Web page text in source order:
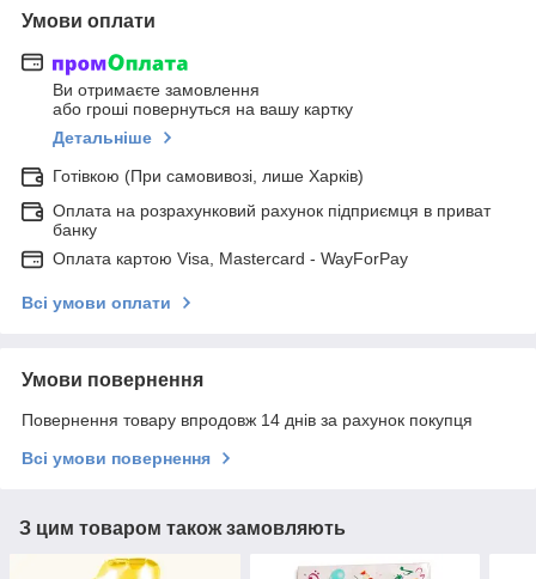
Умови оплати
Ви отримаєте замовлення
або гроші повернуться на вашу картку
Детальніше
Готівкою (При самовивозі, лише Харків)
Оплата на розрахунковий рахунок підприємця в приват
банку
Оплата картою Visa, Mastercard - WayForPay
Всі умови оплати
Умови повернення
Повернення товару впродовж 14 днів за рахунок покупця
Всі умови повернення
З цим товаром також замовляють